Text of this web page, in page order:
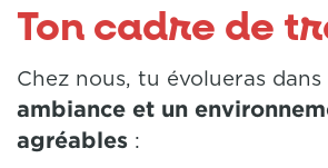
Ton cadre de
Chez nous, tu évolueras dans
ambiance et un
agréables :